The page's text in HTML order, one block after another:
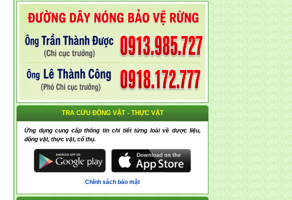
TRA CỨU ĐỘNG VẬT - THỰC VẬT
Ứng dụng cung cấp thông tin chi tiết từng loài về dược liệu,
động vật, thực vật, cổ thụ.
Chính sách bảo mật